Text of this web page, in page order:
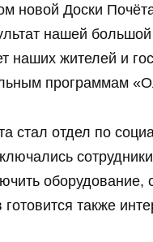
новой Доски
нашей
наших жителей и
программам
стал отдел по
также